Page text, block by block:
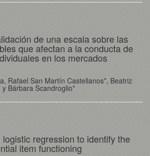
de una escala sobre las
que afectan a la conducta de
en los mercados
Rafael San Martín Castellanos*, Beatriz
Bárbara Scandroglio*
regression to identify the
item functioning